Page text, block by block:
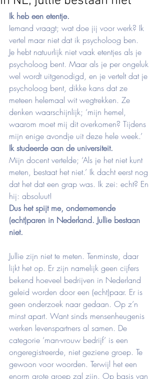
Ik heb een etentje.
Iemand vraagt; wat doe jij voor werk? Ik
vertel maar niet dat ik psycholoog ben.
Je hebt natuurlijk niet vaak etentjes als je
psycholoog bent. Maar als je per ongeluk
wel wordt uitgenodigd, en je vertelt dat je
psycholoog bent, dikke kans dat ze
meteen helemaal wit wegtrekken. Ze
denken waarschijnlijk; ‘mijn hemel,
waarom moet mij dit overkomen? Tijdens
mijn enige avondje uit deze hele week.’
Ik studeerde aan de universiteit.
Mijn docent vertelde; ‘Als je het niet kunt
meten, bestaat het niet.’ Ik dacht eerst nog
dat het dat een grap was. Ik zei: echt? En
hij: absoluut!
Dus het spijt me, ondernemende
(echt)paren in Nederland. Jullie bestaan
niet.
Jullie zijn niet te meten. Tenminste, daar
lijkt het op. Er zijn namelijk geen cijfers
bekend hoeveel bedrijven in Nederland
geleid worden door een (echt)paar. Er is
geen onderzoek naar gedaan. Op z’n
minst apart. Want sinds mensenheugenis
werken levenspartners al samen. De
categorie ‘man-vrouw bedrijf’ is een
ongeregistreerde, niet geziene groep. Te
gewoon voor woorden. Terwijl het een
enorm grote groep zal zijn. Op basis van